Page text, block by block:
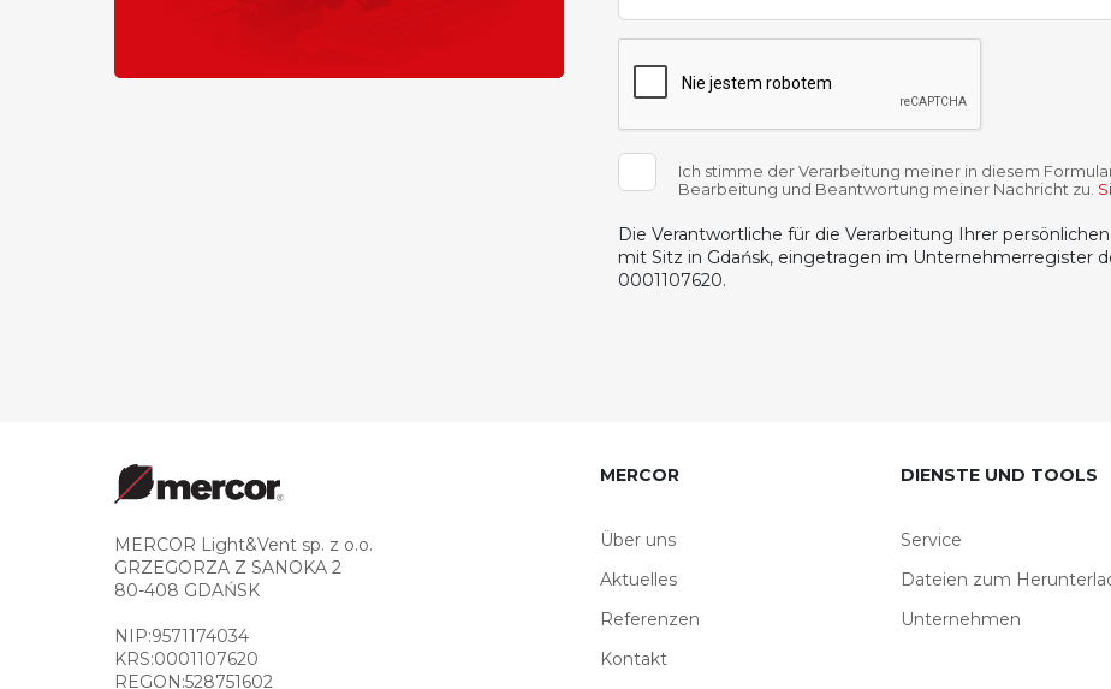
Ich stimme der Verarbeitung meiner in diesem
Bearbeitung und Beantwortung meiner Nachricht zu.
Die Verantwortliche für die Verarbeitung Ihrer
mit Sitz in Gdańsk, eingetragen im Unternehmerregister
0001107620.
MERCOR Light&Vent sp. z o.o.
GRZEGORZA Z SANOKA 2
80-408 GDAŃSK
NIP:9571174034
KRS:0001107620
REGON:528751602
MERCOR
Über uns
Aktuelles
Referenzen
Kontakt
DIENSTE UND TOOLS
Service
Dateien zum
Unternehmen